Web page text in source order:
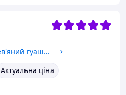
Масажний шкребок дерев'яний гуаша догляд обличчя тіла скребок двосторонній шкіри двосторонній масажер ручний
Актуальна ціна